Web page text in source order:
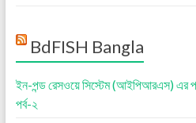
BdFISH Bangla
ইন-পন্ড রেসওয়ে সিস্টেম (আইপিআরএস) এর
পর্ব-২